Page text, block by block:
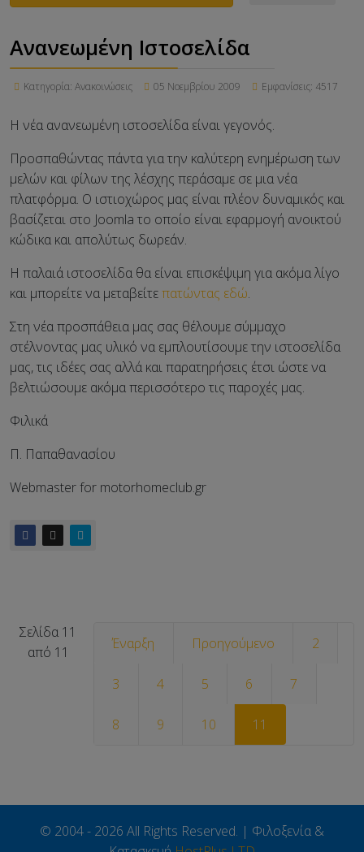
Ανανεωμένη Ιστοσελίδα
Κατηγορία: Ανακοινώσεις 05 Νοεμβρίου 2009 Εμφανίσεις: 4517
Η νέα ανανεωμένη ιστοσελίδα είναι γεγονός.
Προσπαθώντας πάντα για την καλύτερη ενημέρωση των
μελών και φίλων της λέσχης περάσαμε σε μια νέα
πλατφόρμα. Ο ιστιοχώρος μας είναι πλέον δυναμικός και
βασίζεται στο Joomla το οποίο είναι εφαρμογή ανοικτού
κώδικα και απολύτως δωρεάν.
Η παλαιά ιστοσελίδα θα είναι επισκέψιμη για ακόμα λίγο
και μπορείτε να μεταβείτεπατώντας εδώ.
Στη νέα προσπάθεια μας σας θέλουμε σύμμαχο
στέλνοντας μας υλικό να εμπλουτίσουμε την ιστοσελίδα
μας, τις ιδέες σας αλλά και παρατηρήσεις έτσι ώστε να
βελτιώσουμε ακόμα περισσότερο τις παροχές μας.
Φιλικά
Π. Παπαθανασίου
Webmaster for motorhomeclub.gr
Σελίδα 11
από 11
Έναρξη Προηγούμενο 2
3 4 5 6 7
8 9 10 11
© 2004 - 2026 All Rights Reserved. | Φιλοξενία &